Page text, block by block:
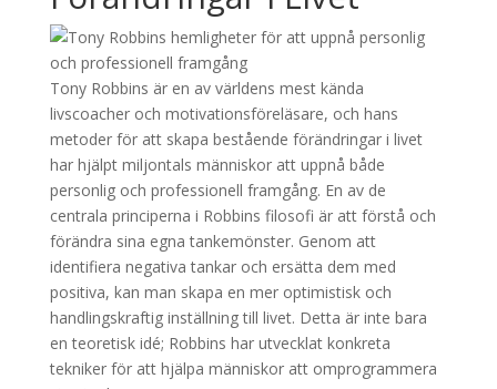
Tony Robbins är en av världens mest kända
livscoacher och motivationsföreläsare, och hans
metoder för att skapa bestående förändringar i livet
har hjälpt miljontals människor att uppnå både
personlig och professionell framgång. En av de
centrala principerna i Robbins filosofi är att förstå och
förändra sina egna tankemönster. Genom att
identifiera negativa tankar och ersätta dem med
positiva, kan man skapa en mer optimistisk och
handlingskraftig inställning till livet. Detta är inte bara
en teoretisk idé; Robbins har utvecklat konkreta
tekniker för att hjälpa människor att omprogrammera